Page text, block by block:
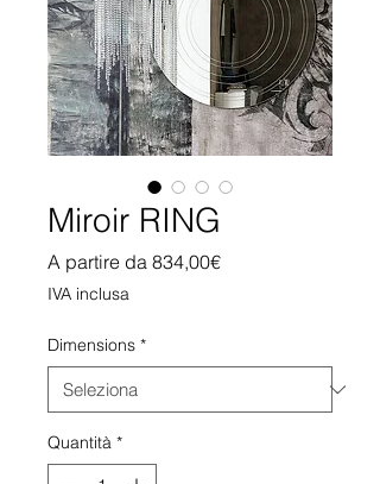
Miroir RING
A partire da 834,00€Prezzo
IVA inclusa
Dimensions *
Quantità *